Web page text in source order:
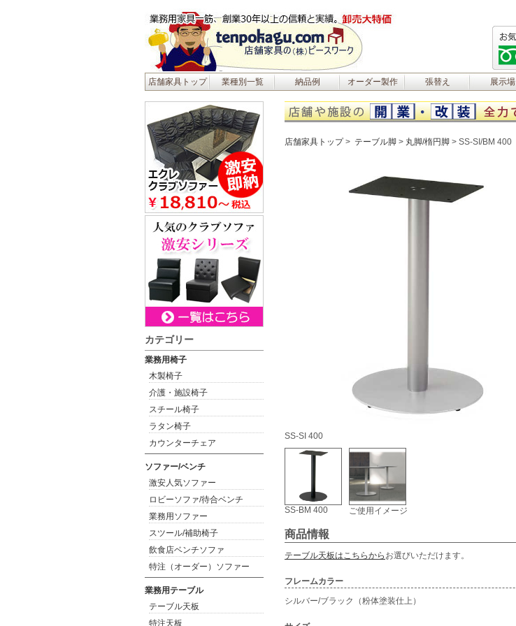
店舗家具トップ 業種別一覧 納品例 オーダー製作 張替え 展示場
店舗家具トップ テーブル脚 丸脚/楕円脚 SS-SI/BM 400
SS-SI 400
SS-BM 400 ご使用イメージ
商品情報
テーブル天板はこちらから お選びいただけます。
フレームカラー
シルバー/ブラック（粉体塗装仕上）
カテゴリー
業務用椅子
木製椅子
介護・施設椅子
スチール椅子
ラタン椅子
カウンターチェア
ソファー/ベンチ
激安人気ソファー
ロビーソファ/待合ベンチ
業務用ソファー
スツール/補助椅子
飲食店ベンチソファ
特注（オーダー）ソファー
業務用テーブル
テーブル天板
特注天板